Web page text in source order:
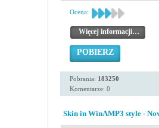
Ocena:
Więcej informacji…
POBIERZ
Pobrania: 183250
Komentarze: 0
Skin in WinAMP3 style -